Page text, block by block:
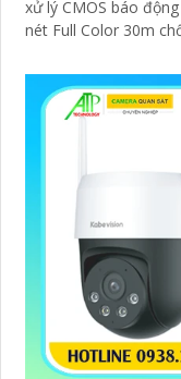
xử lý CMOS báo
nét Full Color 30m
6mm và đầu ghi